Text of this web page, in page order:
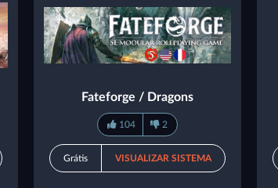
Fateforge / Dragons
104 2
Grátis VISUALIZAR SISTEMA